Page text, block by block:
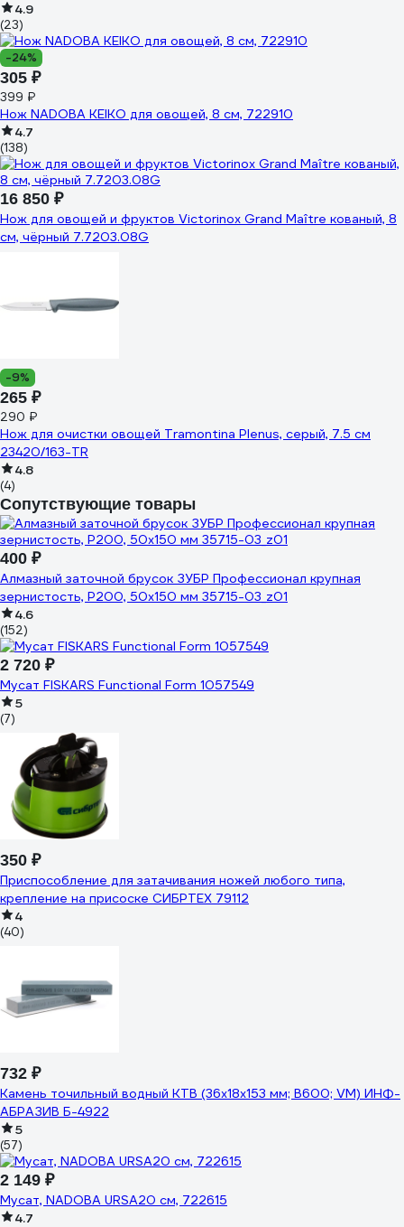
4.9
(23)
-24%
305 ₽
399 ₽
Нож NADOBA KEIKO для овощей, 8 см, 722910
4.7
(138)
16 850 ₽
Нож для овощей и фруктов Victorinox Grand Maître кованый, 8
см, чёрный 7.7203.08G
-9%
265 ₽
290 ₽
Нож для очистки овощей Tramontina Plenus, серый, 7.5 см
23420/163-TR
4.8
(4)
Сопутствующие товары
400 ₽
Алмазный заточной брусок ЗУБР Профессионал крупная
зернистость, Р200, 50х150 мм 35715-03_z01
4.6
(152)
2 720 ₽
Мусат FISKARS Functional Form 1057549
5
(7)
350 ₽
Приспособление для затачивания ножей любого типа,
крепление на присоске СИБРТЕХ 79112
4
(40)
732 ₽
Камень точильный водный КТВ (36х18х153 мм; B600; VM) ИНФ-
АБРАЗИВ Б-4922
5
(57)
2 149 ₽
Мусат, NADOBA URSA20 см, 722615
4.7